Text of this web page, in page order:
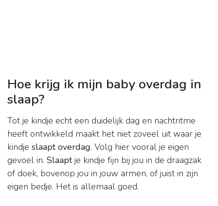
Hoe krijg ik mijn baby overdag in
slaap?
Tot je kindje echt een duidelijk dag en nachtritme
heeft ontwikkeld maakt het niet zoveel uit waar je
kindje slaapt overdag. Volg hier vooral je eigen
gevoel in. Slaaptje kindje fijn bij jou in de draagzak
of doek, bovenop jou in jouw armen, of juist in zijn
eigen bedje. Het is allemaal goed.